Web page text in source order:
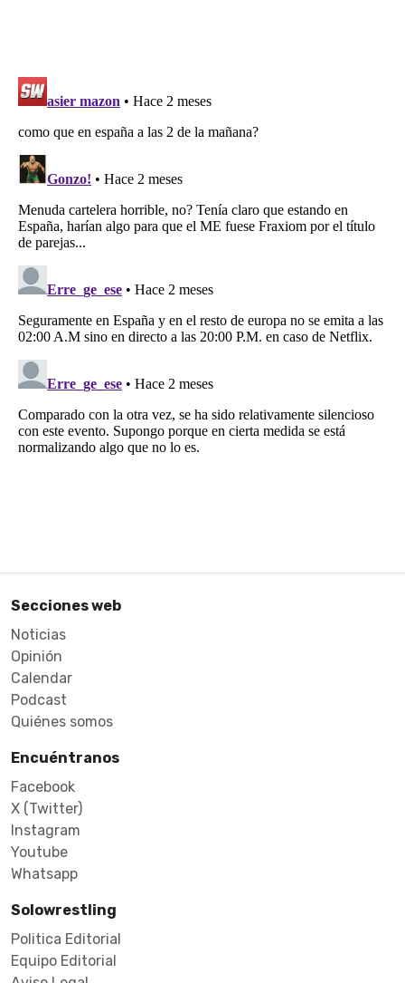
Secciones web
Noticias
Opinión
Calendar
Podcast
Quiénes somos
Encuéntranos
Facebook
X (Twitter)
Instagram
Youtube
Whatsapp
Solowrestling
Politica Editorial
Equipo Editorial